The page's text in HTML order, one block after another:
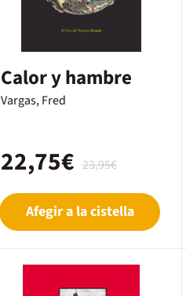
Calor y hambre
Vargas, Fred
23,95€
22,75€
Afegir a la cistella